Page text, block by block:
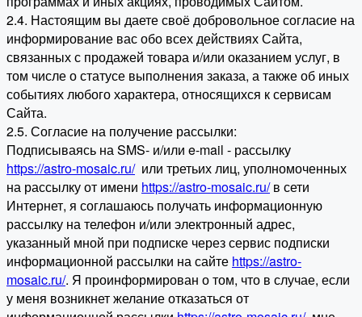
2.4. Настоящим вы даете своё добровольное согласие на
информирование вас обо всех действиях Сайта,
связанных с продажей товара и/или оказанием услуг, в
том числе о статусе выполнения заказа, а также об иных
событиях любого характера, относящихся к сервисам
Сайта.
2.5. Согласие на получение рассылки:
Подписываясь на SMS- и/или e-mail - рассылку
https://astro-mosaic.ru/или третьих лиц, уполномоченных
на рассылку от имени https://astro-mosaic.ru/в сети
Интернет, я соглашаюсь получать информационную
рассылку на телефон и/или электронный адрес,
указанный мной при подписке через сервис подписки
информационной рассылки на сайте https://astro-
mosaic.ru/. Я проинформирован о том, что в случае, если
у меня возникнет желание отказаться от